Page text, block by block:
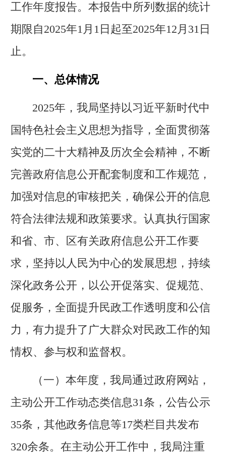
工作年度报告。本报告中所列数据的统计
期限自2025年1月1日起至2025年12月31日
止。
一、总体情况
2025年，我局坚持以习近平新时代中
国特色社会主义思想为指导，全面贯彻落
实党的二十大精神及历次全会精神，不断
完善政府信息公开配套制度和工作规范，
加强对信息的审核把关，确保公开的信息
符合法律法规和政策要求。认真执行国家
和省、市、区有关政府信息公开工作要
求，坚持以人民为中心的发展思想，持续
深化政务公开，以公开促落实、促规范、
促服务，全面提升民政工作透明度和公信
力，有力提升了广大群众对民政工作的知
情权、参与权和监督权。
（一）本年度，我局通过政府网站，
主动公开工作动态类信息31条，公告公示
35条，其他政务信息等17类栏目共发布
320余条。在主动公开工作中，我局注重